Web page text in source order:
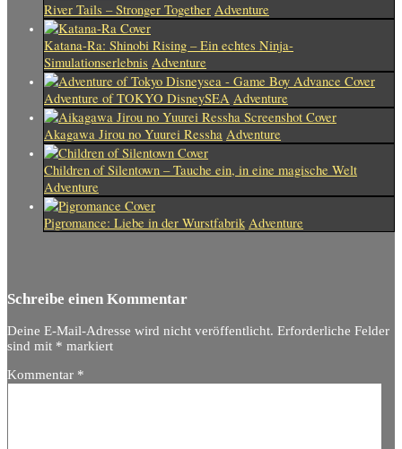
River Tails – Stronger Together Adventure
Katana-Ra: Shinobi Rising – Ein echtes Ninja-
Simulationserlebnis Adventure
Adventure of TOKYO DisneySEA Adventure
Akagawa Jirou no Yuurei Ressha Adventure
Children of Silentown – Tauche ein, in eine magische Welt
Adventure
Pigromance: Liebe in der Wurstfabrik Adventure
Schreibe einen Kommentar
Deine E-Mail-Adresse wird nicht veröffentlicht. Erforderliche Felder
sind mit * markiert
Kommentar *